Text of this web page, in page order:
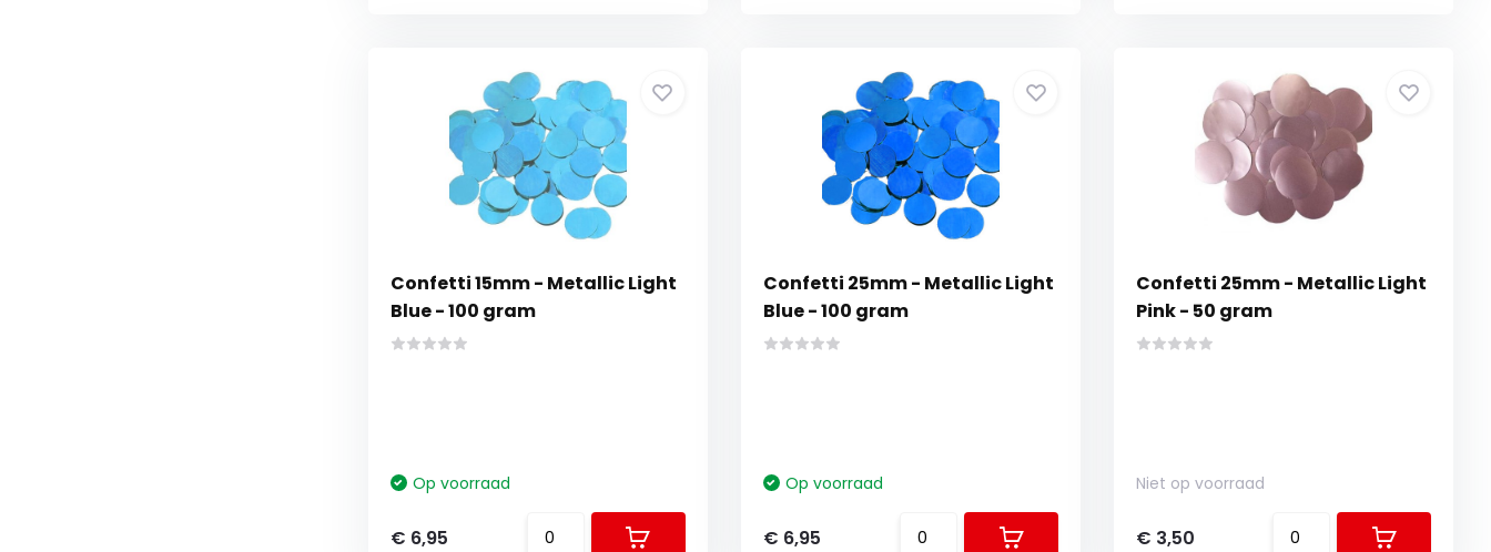
Confetti 15mm - Metallic Light
Blue - 100 gram
Op voorraad
€ 6,95
Confetti 25mm - Metallic Light
Blue - 100 gram
Op voorraad
€ 6,95
Confetti 25mm - Metallic Light
Pink - 50 gram
Niet op voorraad
€ 3,50